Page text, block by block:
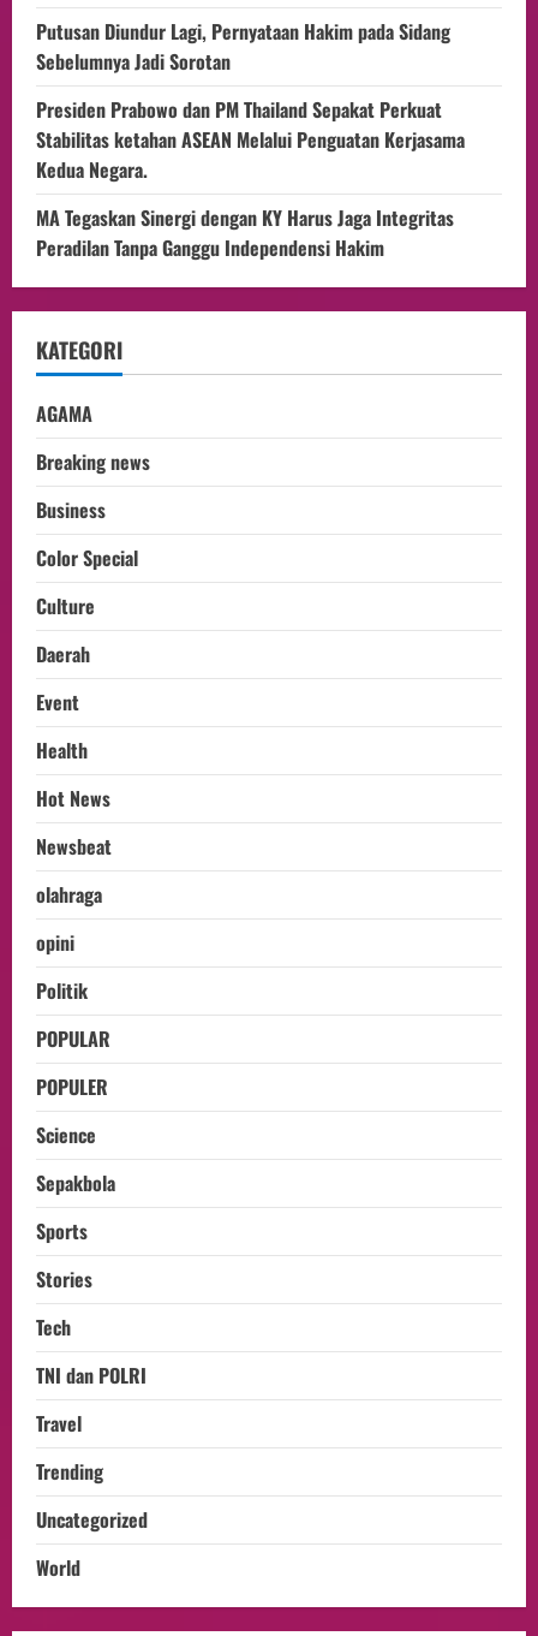
Putusan Diundur Lagi, Pernyataan Hakim pada Sidang
Sebelumnya Jadi Sorotan
Presiden Prabowo dan PM Thailand Sepakat Perkuat
Stabilitas ketahan ASEAN Melalui Penguatan Kerjasama
Kedua Negara.
MA Tegaskan Sinergi dengan KY Harus Jaga Integritas
Peradilan Tanpa Ganggu Independensi Hakim
KATEGORI
AGAMA
Breaking news
Business
Color Special
Culture
Daerah
Event
Health
Hot News
Newsbeat
olahraga
opini
Politik
POPULAR
POPULER
Science
Sepakbola
Sports
Stories
Tech
TNI dan POLRI
Travel
Trending
Uncategorized
World